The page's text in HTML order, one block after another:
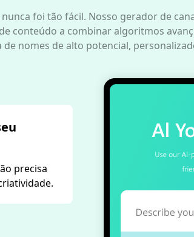
foi tão fácil. Nosso gerador de
conteúdo a combinar algoritmos
nomes de alto potencial,
precisa